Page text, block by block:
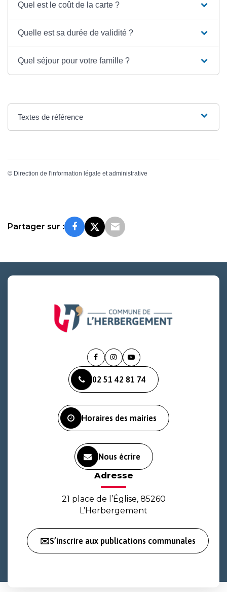
Quel est le coût de la carte ?
Quelle est sa durée de validité ?
Quel séjour pour votre famille ?
Textes de référence
© Direction de l'information légale et administrative
Partager sur :
Lien
le
compte
Lien
le
compte
Lien
la
chaîne
02 51 42 81 74
Horaires des mairies
Nous écrire
Adresse
21 place de l’Église, 85260
L’Herbergement
✉️S’inscrire aux publications communales